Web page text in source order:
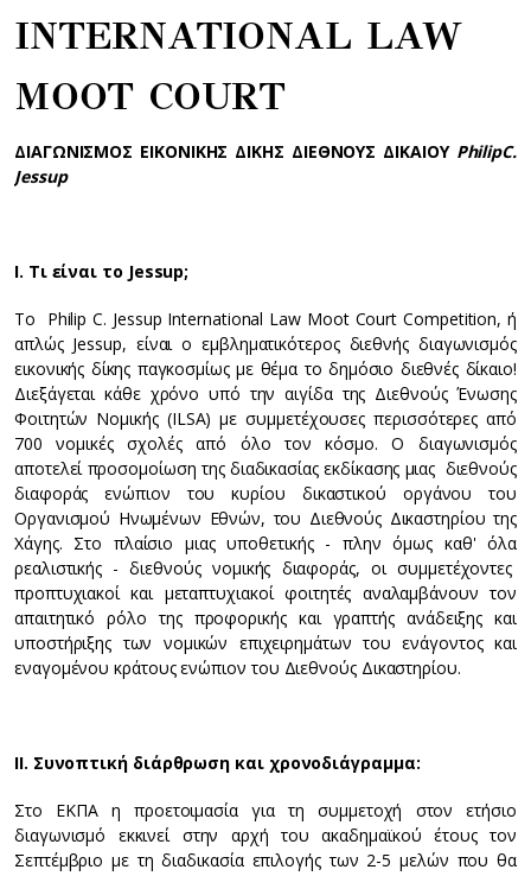
INTERNATIONAL LAW
MOOT COURT
ΔΙΑΓΩΝΙΣΜΟΣ ΕΙΚΟΝΙΚΗΣ ΔΙΚΗΣ ΔΙΕΘΝΟΥΣ ΔΙΚΑΙΟΥ PhilipC.
Jessup
I. Τι είναι το Jessup;
Το Philip C. Jessup International Law Moot Court Competition, ή
απλώς Jessup, είναι ο εμβληματικότερος διεθνής διαγωνισμός
εικονικής δίκης παγκοσμίως με θέμα το δημόσιο διεθνές δίκαιο!
Διεξάγεται κάθε χρόνο υπό την αιγίδα της Διεθνούς Ένωσης
Φοιτητών Νομικής (ILSA) με συμμετέχουσες περισσότερες από
700 νομικές σχολές από όλο τον κόσμο. Ο διαγωνισμός
αποτελεί προσομοίωση της διαδικασίας εκδίκασης μιας διεθνούς
διαφοράς ενώπιον του κυρίου δικαστικού οργάνου του
Οργανισμού Ηνωμένων Εθνών, του Διεθνούς Δικαστηρίου της
Χάγης. Στο πλαίσιο μιας υποθετικής - πλην όμως καθ' όλα
ρεαλιστικής - διεθνούς νομικής διαφοράς, οι συμμετέχοντες
προπτυχιακοί και μεταπτυχιακοί φοιτητές αναλαμβάνουν τον
απαιτητικό ρόλο της προφορικής και γραπτής ανάδειξης και
υποστήριξης των νομικών επιχειρημάτων του ενάγοντος και
εναγομένου κράτους ενώπιον του Διεθνούς Δικαστηρίου.
ΙΙ. Συνοπτική διάρθρωση και χρονοδιάγραμμα:
Στο ΕΚΠΑ η προετοιμασία για τη συμμετοχή στον ετήσιο
διαγωνισμό εκκινεί στην αρχή του ακαδημαϊκού έτους τον
Σεπτέμβριο με τη διαδικασία επιλογής των 2-5 μελών που θα